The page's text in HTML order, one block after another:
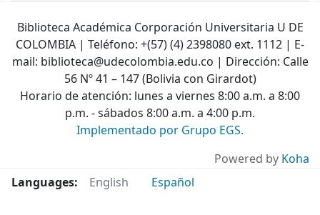
Biblioteca Académica Corporación Universitaria U DE
COLOMBIA | Teléfono: +(57) (4) 2398080 ext. 1112 | E-
mail: biblioteca@udecolombia.edu.co | Dirección: Calle
56 Nº 41 – 147 (Bolivia con Girardot)
Horario de atención: lunes a viernes 8:00 a.m. a 8:00
p.m. - sábados 8:00 a.m. a 4:00 p.m.
Implementado por Grupo EGS.
Powered by Koha
Languages:
English Español